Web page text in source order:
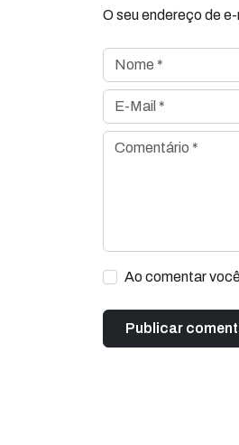
O seu endereço de
Nome *
E-Mail *
Comentário *
Ao comentar